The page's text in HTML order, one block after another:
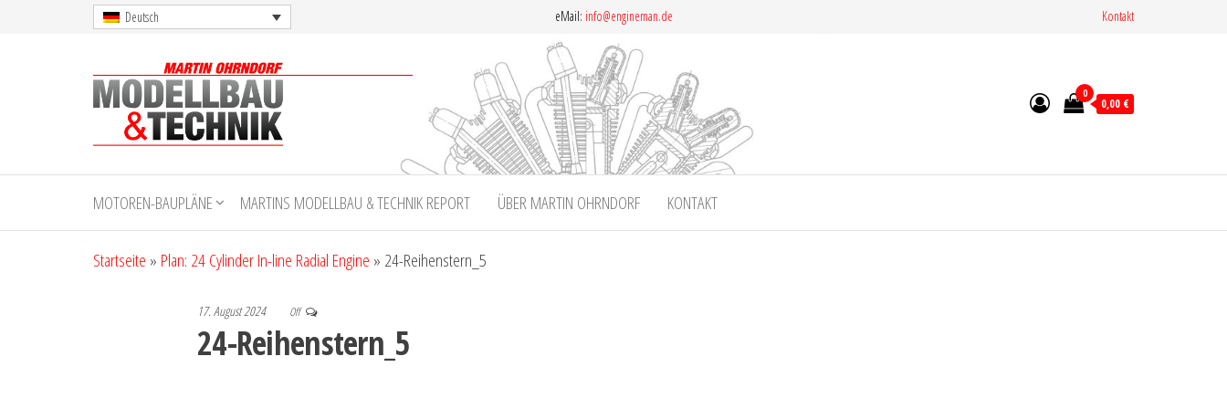
Deutsch eMail: info@engineman.de Kontakt
Ohrndorf
Modellbau
& Technik
0
0,00 €
MOTOREN-BAUPLÄNE MARTINS MODELLBAU & TECHNIK REPORT ÜBER MARTIN OHRNDORF KONTAKT
Startseite » Plan: 24 Cylinder In-line Radial Engine » 24-Reihenstern_5
17. August 2024 Off
24-Reihenstern_5